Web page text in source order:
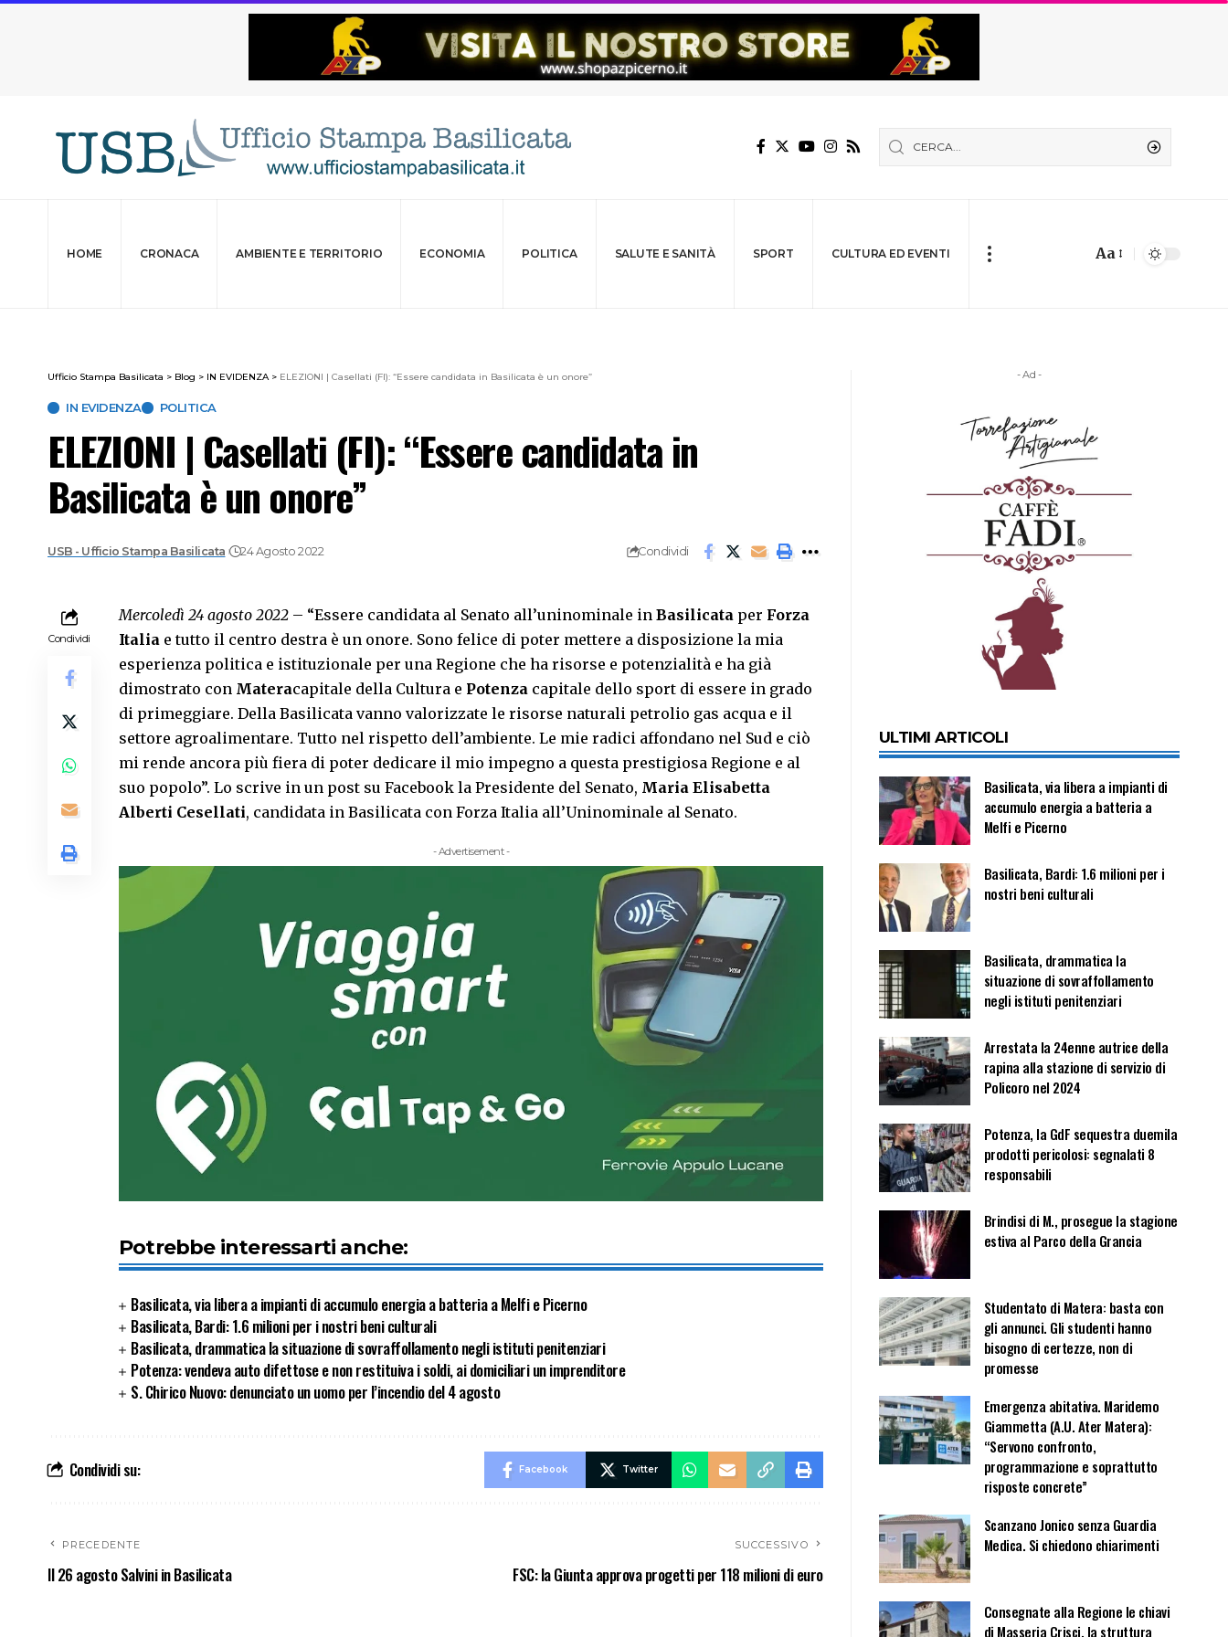
HOME CRONACA AMBIENTE E TERRITORIO ECONOMIA POLITICA SALUTE E SANITÀ SPORT CULTURA ED EVENTI Aa
Ufficio Stampa Basilicata > Blog > IN EVIDENZA> ELEZIONI | Casellati (FI): “Essere candidata in Basilicata è un onore”
IN EVIDENZA POLITICA
ELEZIONI | Casellati (FI): “Essere candidata in
Basilicata è un onore”
USB - Ufficio Stampa Basilicata 24 Agosto 2022 Condividi
Condividi
Mercoledì 24 agosto 2022 – “Essere candidata al Senato all’uninominale in Basilicata per Forza
Italia e tutto il centro destra è un onore. Sono felice di poter mettere a disposizione la mia
esperienza politica e istituzionale per una Regione che ha risorse e potenzialità e ha già
dimostrato con Materacapitale della Cultura e Potenza capitale dello sport di essere in grado
di primeggiare. Della Basilicata vanno valorizzate le risorse naturali petrolio gas acqua e il
settore agroalimentare. Tutto nel rispetto dell’ambiente. Le mie radici affondano nel Sud e ciò
mi rende ancora più fiera di poter dedicare il mio impegno a questa prestigiosa Regione e al
suo popolo”. Lo scrive in un post su Facebook la Presidente del Senato, Maria Elisabetta
Alberti Cesellati, candidata in Basilicata con Forza Italia all’Uninominale al Senato.
- Advertisement -
Potrebbe interessarti anche:
Basilicata, via libera a impianti di accumulo energia a batteria a Melfi e Picerno
Basilicata, Bardi: 1.6 milioni per i nostri beni culturali
Basilicata, drammatica la situazione di sovraffollamento negli istituti penitenziari
Potenza: vendeva auto difettose e non restituiva i soldi, ai domiciliari un imprenditore
S. Chirico Nuovo: denunciato un uomo per l’incendio del 4 agosto
Condividi su: Facebook Twitter
PRECEDENTE
Il 26 agosto Salvini in Basilicata
SUCCESSIVO
FSC: la Giunta approva progetti per 118 milioni di euro
- Ad -
ULTIMI ARTICOLI
Basilicata, via libera a impianti di
accumulo energia a batteria a
Melfi e Picerno
Basilicata, Bardi: 1.6 milioni per i
nostri beni culturali
Basilicata, drammatica la
situazione di sovraffollamento
negli istituti penitenziari
Arrestata la 24enne autrice della
rapina alla stazione di servizio di
Policoro nel 2024
Potenza, la GdF sequestra duemila
prodotti pericolosi: segnalati 8
responsabili
Brindisi di M., prosegue la stagione
estiva al Parco della Grancia
Studentato di Matera: basta con
gli annunci. Gli studenti hanno
bisogno di certezze, non di
promesse
Emergenza abitativa. Maridemo
Giammetta (A.U. Ater Matera):
“Servono confronto,
programmazione e soprattutto
risposte concrete”
Scanzano Jonico senza Guardia
Medica. Si chiedono chiarimenti
Consegnate alla Regione le chiavi
di Masseria Crisci, la struttura